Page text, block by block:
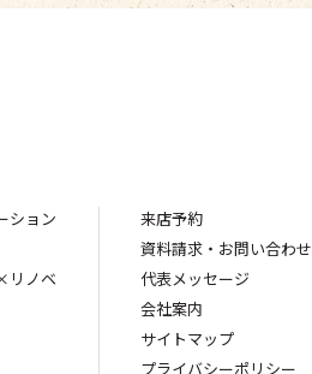
ション
リノベ
来店予約
資料請求・お問い合わせ
代表メッセージ
会社案内
サイトマップ
プライバシーポリシー